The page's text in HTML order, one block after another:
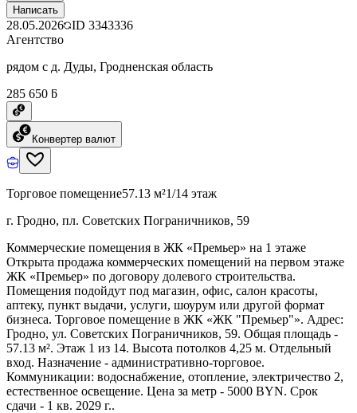
Написать
28.05.2026 ID 3343336
Агентство
рядом с д. Дуды, Гродненская область
285 650 ƃ
Конвертер валют
Торговое помещение57.13 м²1/14 этаж
г. Гродно, пл. Советских Пограничников, 59
Коммерческие помещения в ЖК «Премьер» на 1 этаже
Открыта продажа коммерческих помещений на первом этаже
ЖК «Премьер» по договору долевого строительства.
Помещения подойдут под магазин, офис, салон красоты,
аптеку, пункт выдачи, услуги, шоурум или другой формат
бизнеса. Торговое помещение в ЖК «ЖК "Премьер"». Адрес:
Гродно, ул. Советских Пограничников, 59. Общая площадь -
57.13 м². Этаж 1 из 14. Высота потолков 4,25 м. Отдельный
вход. Назначение - административно-торговое.
Коммуникации: водоснабжение, отопление, электричество 2,
естественное освещение. Цена за метр - 5000 BYN. Срок
сдачи - 1 кв. 2029 г..